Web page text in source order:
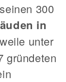
300
in
unter
gründeten